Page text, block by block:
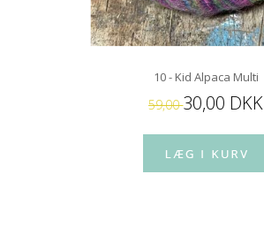
10 - Kid Alpaca Multi
59,0030,00 DKK